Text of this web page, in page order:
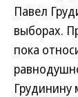
Павел
выборах.
пока
Грудинину